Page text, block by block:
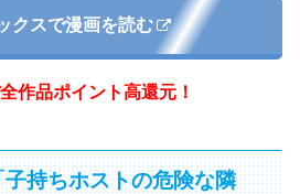
クスで漫画を読む
作品ポイント高還元！
持ちホストの危険な隣